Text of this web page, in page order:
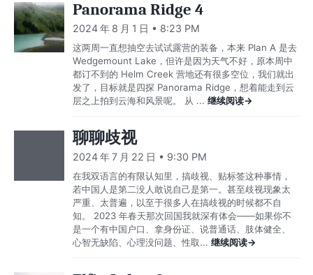
Panorama Ridge 4
2024 年 8 月 1 日 • 8:23 PM
这两周一直想抽空去试试露营的装备，本来 Plan A 是去
Wedgemount Lake，但许是因为天气不好，原本周中
都订不到的 Helm Creek 营地还有很多空位，我们就出
发了，目标就是四探 Panorama Ridge，想着能走到云
层之上拍到云海和风景呢。 从 ... 继续阅读→
聊聊歧视
2024 年 7 月 22 日 • 9:30 PM
在我双语言的有限认知里，搞歧视、贴标签这种事情，
若中国人是第二没人敢说自己是第一。甚至歧视现象太
严重、太普遍，以至于很多人在搞歧视的时候都不自
知。 2023 年春天那次回国我就深有体会——如果你不
是一个有中国户口、拿身份证、说普通话、肢体健全、
心智无缺陷、心理没问题、性取... 继续阅读→